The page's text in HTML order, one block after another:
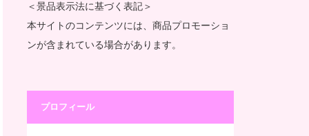
＜景品表示法に基づく表記＞
本サイトのコンテンツには、商品プロモーショ
ンが含まれている場合があります。
プロフィール